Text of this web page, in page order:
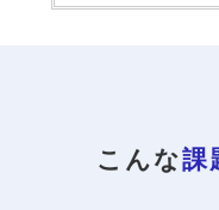
こんな課